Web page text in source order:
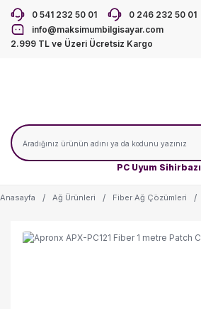
0 541 232 50 01
0 246 232 50 01
info@maksimumbilgisayar.com
2.999 TL ve Üzeri Ücretsiz Kargo
PC Uyum Sihirbazı
Anasayfa Ağ Ürünleri Fiber Ağ Çözümleri